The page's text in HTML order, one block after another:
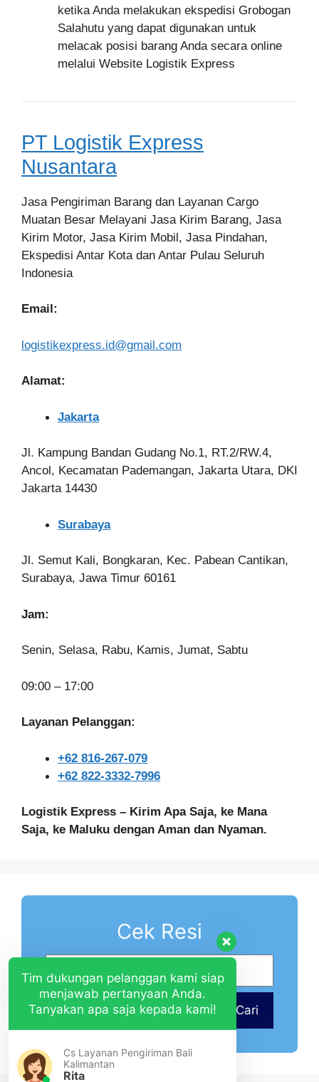
ketika Anda melakukan ekspedisi Grobogan
Salahutu yang dapat digunakan untuk
melacak posisi barang Anda secara online
melalui Website Logistik Express
PT Logistik Express
Nusantara
Jasa Pengiriman Barang dan Layanan Cargo
Muatan Besar Melayani Jasa Kirim Barang, Jasa
Kirim Motor, Jasa Kirim Mobil, Jasa Pindahan,
Ekspedisi Antar Kota dan Antar Pulau Seluruh
Indonesia
Email:
logistikexpress.id@gmail.com
Alamat:
Jakarta
Jl. Kampung Bandan Gudang No.1, RT.2/RW.4,
Ancol, Kecamatan Pademangan, Jakarta Utara, DKI
Jakarta 14430
Surabaya
Jl. Semut Kali, Bongkaran, Kec. Pabean Cantikan,
Surabaya, Jawa Timur 60161
Jam:
Senin, Selasa, Rabu, Kamis, Jumat, Sabtu
09:00 – 17:00
Layanan Pelanggan:
+62 816-267-079
+62 822-3332-7996
Logistik Express – Kirim Apa Saja, ke Mana
Saja, ke Maluku dengan Aman dan Nyaman.
Cek Resi
Cari
Tim dukungan pelanggan kami siap
menjawab pertanyaan Anda.
Tanyakan apa saja kepada kami!
Cs Layanan Pengiriman Bali
Kalimantan
Rita